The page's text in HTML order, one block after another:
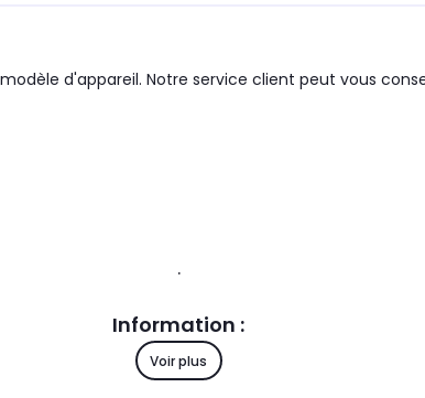
d'appareil. Notre service client peut vous
.
Information :
Compatibilité :
Voir plus